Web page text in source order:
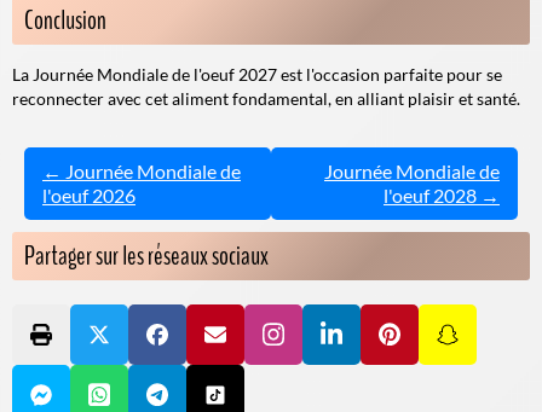
Conclusion
La Journée Mondiale de l'oeuf 2027 est l'occasion parfaite pour se
reconnecter avec cet aliment fondamental, en alliant plaisir et santé.
← Journée Mondiale de
l'oeuf 2026
Journée Mondiale de
l'oeuf 2028 →
Partager sur les réseaux sociaux